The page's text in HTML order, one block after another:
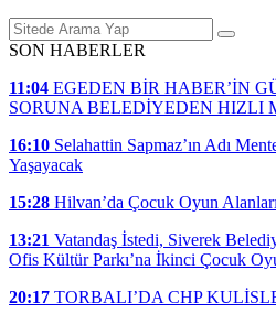
SON HABERLER
11:04 EGEDEN BİR HABER’İN
SORUNA BELEDİYEDEN HIZLI
16:10 Selahattin Sapmaz’ın Adı
Yaşayacak
15:28 Hilvan’da Çocuk Oyun
13:21 Vatandaş İstedi, Siverek
Ofis Kültür Parkı’na İkinci Çocuk
20:17 TORBALI’DA CHP